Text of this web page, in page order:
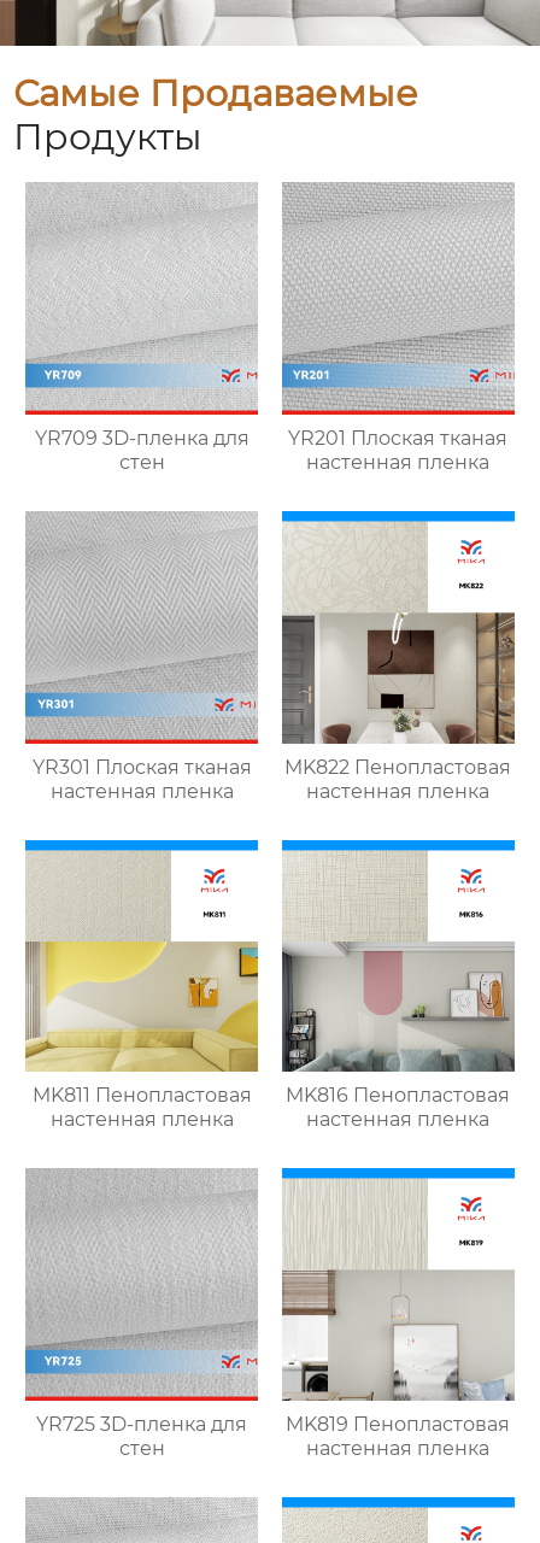
Самые Продаваемые
Продукты
YR709 3D-пленка для
стен
YR201 Плоская тканая
настенная пленка
YR301 Плоская тканая
настенная пленка
MK822 Пенопластовая
настенная пленка
MK811 Пенопластовая
настенная пленка
MK816 Пенопластовая
настенная пленка
YR725 3D-пленка для
стен
MK819 Пенопластовая
настенная пленка